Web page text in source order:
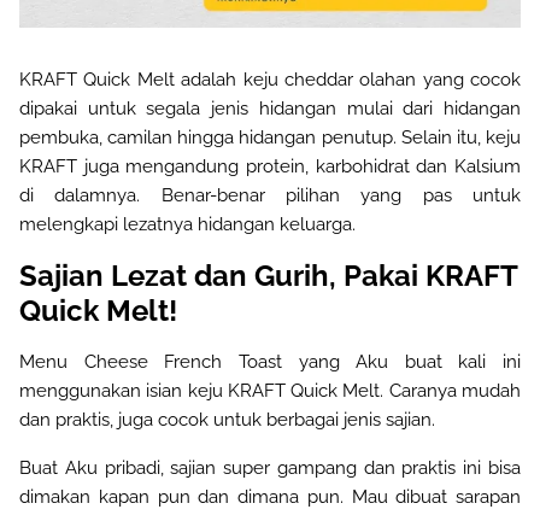
KRAFT Quick Melt adalah keju cheddar olahan yang cocok
dipakai untuk segala jenis hidangan mulai dari hidangan
pembuka, camilan hingga hidangan penutup. Selain itu, keju
KRAFT juga mengandung protein, karbohidrat dan Kalsium
di dalamnya. Benar-benar pilihan yang pas untuk
melengkapi lezatnya hidangan keluarga.
Sajian Lezat dan Gurih, Pakai KRAFT
Quick Melt!
Menu Cheese French Toast yang Aku buat kali ini
menggunakan isian keju KRAFT Quick Melt. Caranya mudah
dan praktis, juga cocok untuk berbagai jenis sajian.
Buat Aku pribadi, sajian super gampang dan praktis ini bisa
dimakan kapan pun dan dimana pun. Mau dibuat sarapan